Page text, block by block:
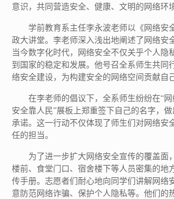
意识，共同营造安全、健康、文明的网络环
学前教育系主任李永波老师以《网络安
政大讲堂。李老师深入浅出地阐述了网络安
当今数字化时代，网络安全不仅关乎个人隐
到国家的稳定和发展。他号召全系师生共同
络安全建设，为构建安全的网络空间贡献自
在李老师的倡议下，全系师生纷纷在“
安全靠人民”展板上郑重签下自己的名字，
承诺。这一行动不仅体现了师生们对网络安
任的担当。
为了进一步扩大网络安全宣传的覆盖面
楼前、食堂门口、宿舍楼下等人员密集的地
传手册。志愿者们耐心地向同学们讲解网络
意防范网络诈骗、保护个人隐私等。他们的